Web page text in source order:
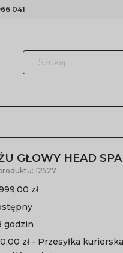
041
GŁOWY HEAD SPA
produktu: 12527
zł
godzin
zł - Przesyłka kurierska